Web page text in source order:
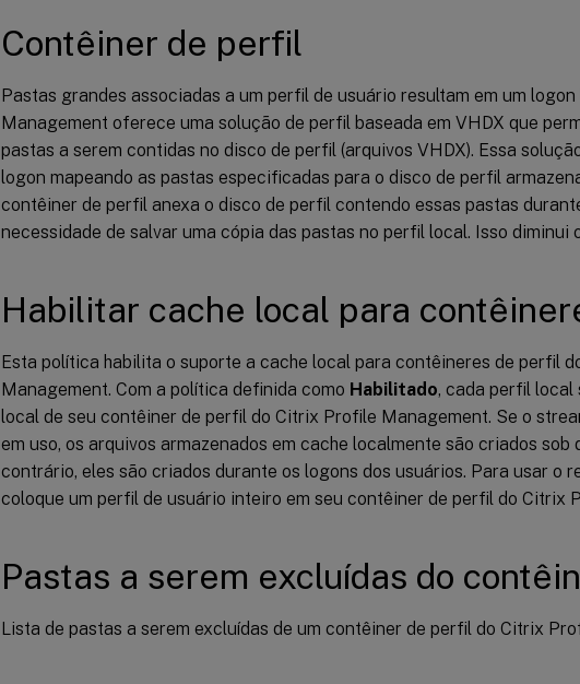
Contêiner de perfil
Pastas grandes associadas a um perfil de usuário resultam em um
Management oferece uma solução de perfil baseada em VHDX que
pastas a serem contidas no disco de perfil (arquivos VHDX). Essa
logon mapeando as pastas especificadas para o disco de perfil
contêiner de perfil anexa o disco de perfil contendo essas pastas
necessidade de salvar uma cópia das pastas no perfil local. Isso diminui
Habilitar cache local para
Esta política habilita o suporte a cache local para contêineres de perfil
Management. Com a política definida como Habilitado, cada perfil local
local de seu contêiner de perfil do Citrix Profile Management. Se o
em uso, os arquivos armazenados em cache localmente são criados sob
contrário, eles são criados durante os logons dos usuários. Para usar o
coloque um perfil de usuário inteiro em seu contêiner de perfil do Citrix
Pastas a serem excluídas do
Lista de pastas a serem excluídas de um contêiner de perfil do Citrix